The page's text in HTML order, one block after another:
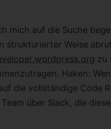
mich auf die Suche
strukturierter Weise
zu
Haken:
die vollständige Code
über Slack, die